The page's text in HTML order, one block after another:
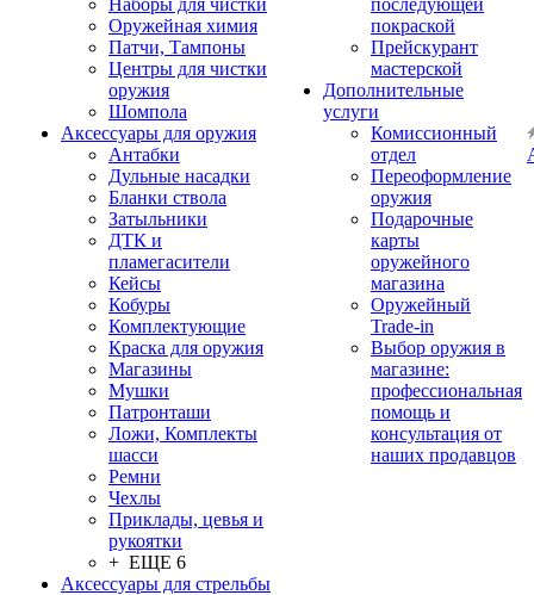
Наборы для чистки
Оружейная химия
Патчи, Тампоны
Центры для чистки
оружия
Шомпола
Аксессуары для оружия
Антабки
Дульные насадки
Бланки ствола
Затыльники
ДТК и
пламегасители
Кейсы
Кобуры
Комплектующие
Краска для оружия
Магазины
Мушки
Патронташи
Ложи, Комплекты
шасси
Ремни
Чехлы
Приклады, цевья и
рукоятки
+ ЕЩЕ 6
Аксессуары для стрельбы
последующей
покраской
Прейскурант
мастерской
Дополнительные
услуги
Комиссионный
отдел
Переоформление
оружия
Подарочные
карты
оружейного
магазина
Оружейный
Trade-in
Выбор оружия в
магазине:
профессиональная
помощь и
консультация от
наших продавцов